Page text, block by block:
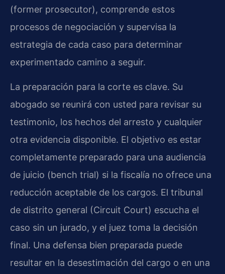
(former prosecutor), comprende estos
procesos de negociación y supervisa la
estrategia de cada caso para determinar
experimentado camino a seguir.
La preparación para la corte es clave. Su
abogado se reunirá con usted para revisar su
testimonio, los hechos del arresto y cualquier
otra evidencia disponible. El objetivo es estar
completamente preparado para una audiencia
de juicio (bench trial) si la fiscalía no ofrece una
reducción aceptable de los cargos. El tribunal
de distrito general (Circuit Court) escucha el
caso sin un jurado, y el juez toma la decisión
final. Una defensa bien preparada puede
resultar en la desestimación del cargo o en una